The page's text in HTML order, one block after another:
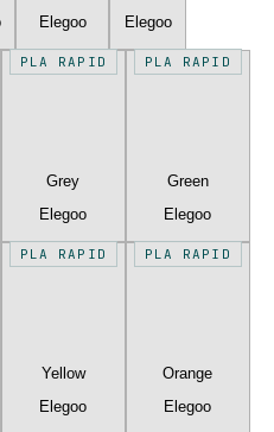
Elegoo
Elegoo
PLA RAPID
Grey
Elegoo
PLA RAPID
Green
Elegoo
PLA RAPID
Yellow
Elegoo
PLA RAPID
Orange
Elegoo